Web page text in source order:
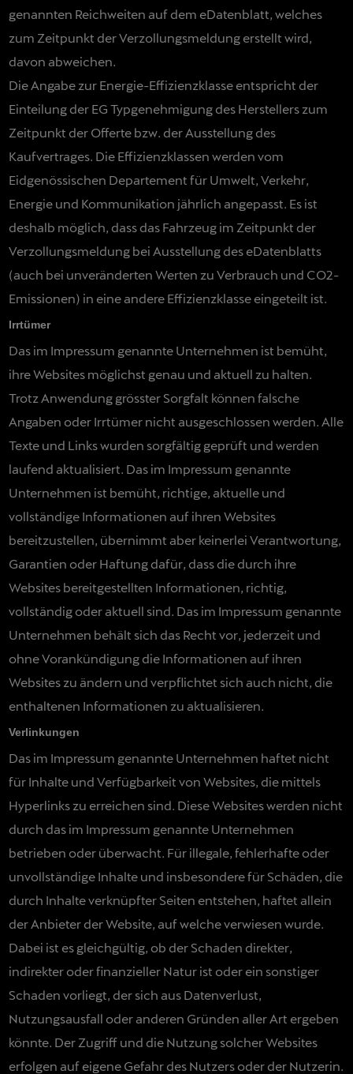
genannten Reichweiten auf dem eDatenblatt, welches
zum Zeitpunkt der Verzollungsmeldung erstellt wird,
davon abweichen.
Die Angabe zur Energie-Effizienzklasse entspricht der
Einteilung der EG Typgenehmigung des Herstellers zum
Zeitpunkt der Offerte bzw. der Ausstellung des
Kaufvertrages. Die Effizienzklassen werden vom
Eidgenössischen Departement für Umwelt, Verkehr,
Energie und Kommunikation jährlich angepasst. Es ist
deshalb möglich, dass das Fahrzeug im Zeitpunkt der
Verzollungsmeldung bei Ausstellung des eDatenblatts
(auch bei unveränderten Werten zu Verbrauch und CO2-
Emissionen) in eine andere Effizienzklasse eingeteilt ist.
Irrtümer
Das im Impressum genannte Unternehmen ist bemüht,
ihre Websites möglichst genau und aktuell zu halten.
Trotz Anwendung grösster Sorgfalt können falsche
Angaben oder Irrtümer nicht ausgeschlossen werden. Alle
Texte und Links wurden sorgfältig geprüft und werden
laufend aktualisiert. Das im Impressum genannte
Unternehmen ist bemüht, richtige, aktuelle und
vollständige Informationen auf ihren Websites
bereitzustellen, übernimmt aber keinerlei Verantwortung,
Garantien oder Haftung dafür, dass die durch ihre
Websites bereitgestellten Informationen, richtig,
vollständig oder aktuell sind. Das im Impressum genannte
Unternehmen behält sich das Recht vor, jederzeit und
ohne Vorankündigung die Informationen auf ihren
Websites zu ändern und verpflichtet sich auch nicht, die
enthaltenen Informationen zu aktualisieren.
Verlinkungen
Das im Impressum genannte Unternehmen haftet nicht
für Inhalte und Verfügbarkeit von Websites, die mittels
Hyperlinks zu erreichen sind. Diese Websites werden nicht
durch das im Impressum genannte Unternehmen
betrieben oder überwacht. Für illegale, fehlerhafte oder
unvollständige Inhalte und insbesondere für Schäden, die
durch Inhalte verknüpfter Seiten entstehen, haftet allein
der Anbieter der Website, auf welche verwiesen wurde.
Dabei ist es gleichgültig, ob der Schaden direkter,
indirekter oder finanzieller Natur ist oder ein sonstiger
Schaden vorliegt, der sich aus Datenverlust,
Nutzungsausfall oder anderen Gründen aller Art ergeben
könnte. Der Zugriff und die Nutzung solcher Websites
erfolgen auf eigene Gefahr des Nutzers oder der Nutzerin.